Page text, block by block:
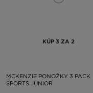
KÚP 3 ZA 2
MCKENZIE PONOŽKY 3 PACK
SPORTS JUNIOR